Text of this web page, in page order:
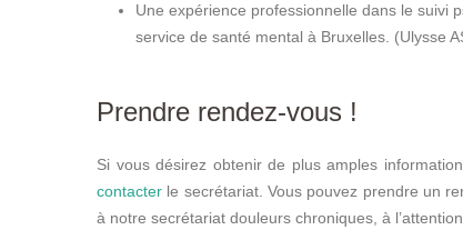
Une expérience professionnelle dans le suivi
service de santé mental à Bruxelles. (Ulysse
Prendre rendez-vous !
Si vous désirez obtenir de plus amples
contacter le secrétariat. Vous pouvez prendre un
à notre secrétariat douleurs chroniques, à